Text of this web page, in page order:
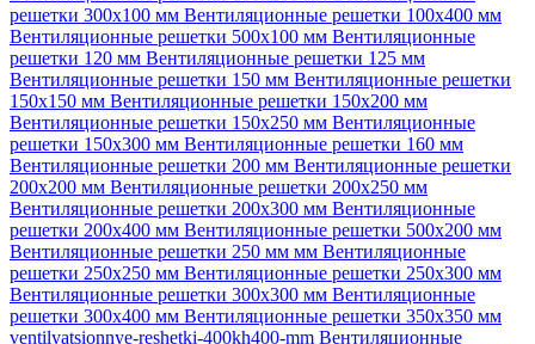
решетки 300х100 мм Вентиляционные решетки 100х400 мм
Вентиляционные решетки 500х100 мм Вентиляционные
решетки 120 мм Вентиляционные решетки 125 мм
Вентиляционные решетки 150 мм Вентиляционные решетки
150х150 мм Вентиляционные решетки 150х200 мм
Вентиляционные решетки 150х250 мм Вентиляционные
решетки 150х300 мм Вентиляционные решетки 160 мм
Вентиляционные решетки 200 мм Вентиляционные решетки
200х200 мм Вентиляционные решетки 200х250 мм
Вентиляционные решетки 200х300 мм Вентиляционные
решетки 200х400 мм Вентиляционные решетки 500х200 мм
Вентиляционные решетки 250 мм мм Вентиляционные
решетки 250х250 мм Вентиляционные решетки 250х300 мм
Вентиляционные решетки 300х300 мм Вентиляционные
решетки 300х400 мм Вентиляционные решетки 350х350 мм
ventilyatsionnye-reshetki-400kh400-mm Вентиляционные